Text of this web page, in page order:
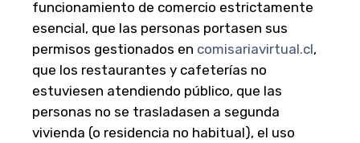
funcionamiento de comercio estrictamente
esencial, que las personas portasen sus
permisos gestionados en comisariavirtual.cl,
que los restaurantes y cafeterías no
estuviesen atendiendo público, que las
personas no se trasladasen a segunda
vivienda (o residencia no habitual), el uso